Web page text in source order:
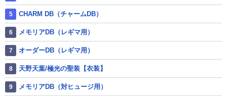
CHARM DB（チャームDB）
メモリアDB（レギマ用）
オーダーDB（レギマ用）
天野天葉/極光の聖装【衣装】
メモリアDB（対ヒュージ用）